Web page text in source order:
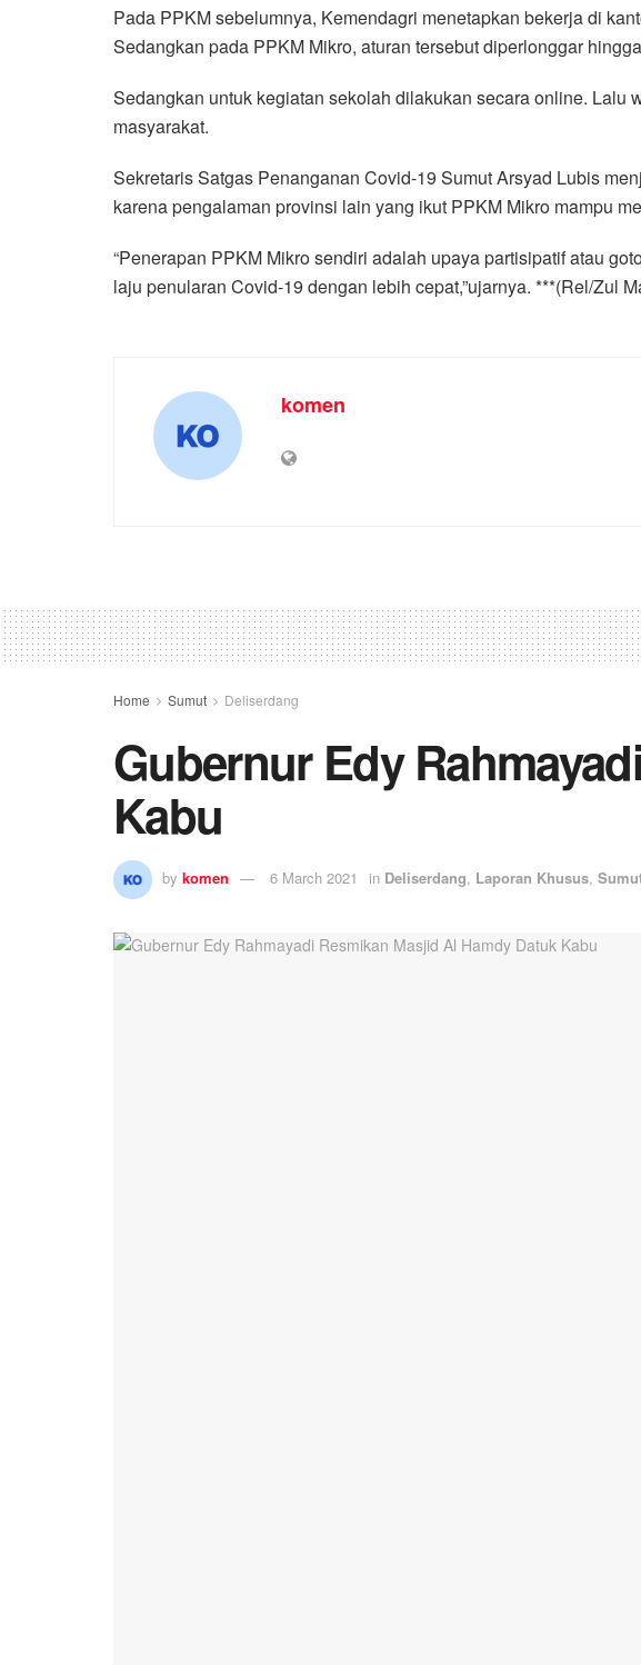
Pada PPKM sebelumnya, Kemendagri menetapkan bekerja di
Sedangkan pada PPKM Mikro, aturan tersebut diperlonggar
Sedangkan untuk kegiatan sekolah dilakukan secara online.
masyarakat.
Sekretaris Satgas Penanganan Covid-19 Sumut Arsyad Lubis
karena pengalaman provinsi lain yang ikut PPKM Mikro mampu
“Penerapan PPKM Mikro sendiri adalah upaya partisipatif atau
laju penularan Covid-19 dengan lebih cepat,”ujarnya. ***(Rel/Zul
komen
Home Sumut Deliserdang
Gubernur Edy
Kabu
by komen 6 March 2021 in Deliserdang, Laporan Khusus,